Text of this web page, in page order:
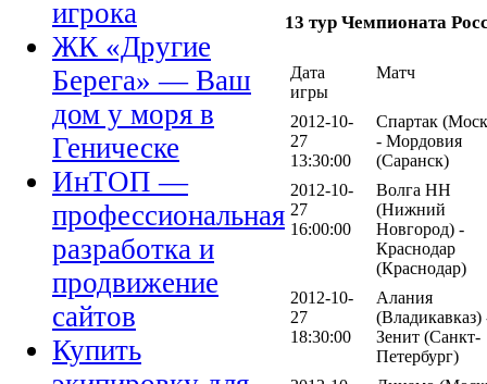
игрока
ЖК «Другие
Берега» — Ваш
дом у моря в
Геническе
ИнТОП —
профессиональная
разработка и
продвижение
сайтов
Купить
13 тур Чемпионата
Дата
игры
Матч
2012-10-
27
13:30:00
Спартак
- Мордовия
(Саранск)
2012-10-
27
16:00:00
Волга НН
(Нижний
Новгород) -
Краснодар
(Краснодар)
2012-10-
27
18:30:00
Алания
(Владикавказ)
Зенит (Санкт-
Петербург)